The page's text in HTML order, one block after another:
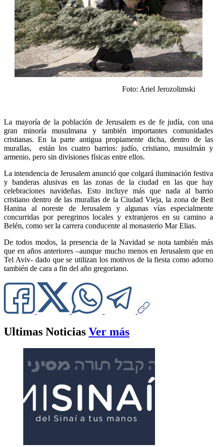
Foto: Ariel Jerozolimski
La mayoría de la población de Jerusalem es de fe judía, con una
gran minoría musulmana y también importantes comunidades
cristianas. En la parte antigua propiamente dicha, dentro de las
murallas, están los cuatro barrios: judío, cristiano, musulmán y
armenio, pero sin divisiones físicas entre ellos.
La intendencia de Jerusalem anunció que colgará iluminación festiva
y banderas alusivas en las zonas de la ciudad en las que hay
celebraciones navideñas. Esto incluye más que nada al barrio
cristiano dentro de las murallas de la Ciudad Vieja, la zona de Beit
Hanina al noreste de Jerusalem y algunas vías especialmente
concurridas por peregrinos locales y extranjeros en su camino a
Belén, como ser la carrera conducente al monasterio Mar Elias.
De todos modos, la presencia de la Navidad se nota también más
que en años anteriores –aunque mucho menos en Jerusalem que en
Tel Aviv- dado que se utilizan los motivos de la fiesta como adorno
también de cara a fin del año gregoriano.
Ultimas Noticias Ver más